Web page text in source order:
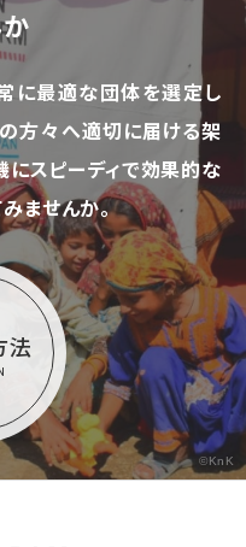
に最適な団体を選定し
方々へ適切に届ける架
スピーディで効果的な
ませんか。
法
©KnK